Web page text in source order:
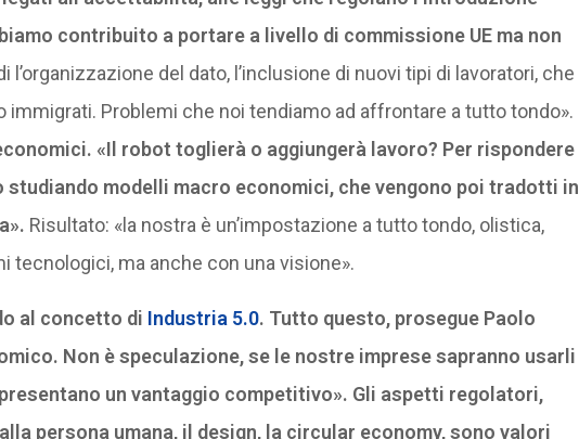
contribuito a portare a livello di commissione UE ma non
l’organizzazione del dato, l’inclusione di nuovi tipi di lavoratori, che
immigrati. Problemi che noi tendiamo ad affrontare a tutto tondo».
«Il robot toglierà o aggiungerà lavoro? Per rispondere
studiando modelli macro economici, che vengono poi tradotti in
Risultato: «la nostra è un’impostazione a tutto tondo, olistica,
tecnologici, ma anche con una visione».
al concetto di Industria 5.0. Tutto questo, prosegue Paolo
Non è speculazione, se le nostre imprese sapranno usarli
un vantaggio competitivo». Gli aspetti regolatori,
persona umana, il design, la circular economy, sono valori